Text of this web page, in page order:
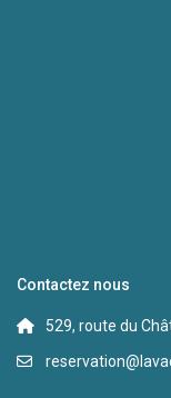
Contactez nous
529, route du